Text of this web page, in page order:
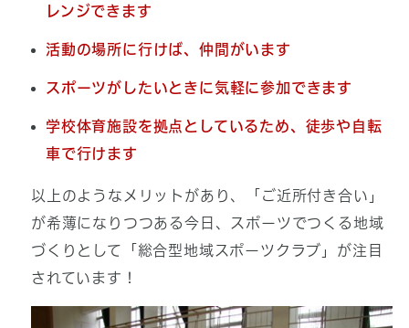
レンジできます
活動の場所に行けば、仲間がいます
スポーツがしたいときに気軽に参加できます
学校体育施設を拠点としているため、徒歩や自転
車で行けます
以上のようなメリットがあり、「ご近所付き合い」
が希薄になりつつある今日、スポーツでつくる地域
づくりとして「総合型地域スポーツクラブ」が注目
されています！